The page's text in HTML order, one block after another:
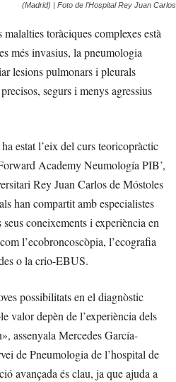
(Madrid) | Foto de l’Hospital Rey Juan Carlos
toràciques complexes està
més invasius, la pneumologia
lesions pulmonars i pleurals
segurs i menys agressius
estat l’eix del curs teoricopràctic
Academy Neumología PIB’,
Rey Juan Carlos de Móstoles
han compartit amb especialistes
seus coneixements i experiència en
l’ecobroncoscòpia, l’ecografia
o la crio-EBUS.
possibilitats en el diagnòstic
valor depèn de l’experiència dels
assenyala Mercedes García-
de Pneumologia de l’hospital de
avançada és clau, ja que ajuda a